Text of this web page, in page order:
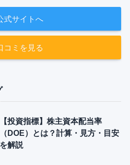
式サイトへ
コミを見る
【投資指標】株主資本配当率
（DOE）とは？計算・見方・目安
を解説